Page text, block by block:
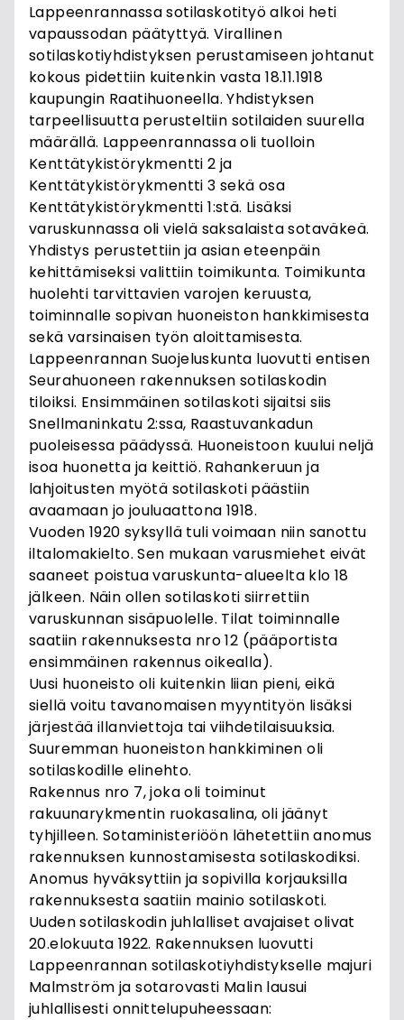
Lappeenrannassa sotilaskotityö alkoi heti
vapaussodan päätyttyä. Virallinen
sotilaskotiyhdistyksen perustamiseen johtanut
kokous pidettiin kuitenkin vasta 18.11.1918
kaupungin Raatihuoneella. Yhdistyksen
tarpeellisuutta perusteltiin sotilaiden suurella
määrällä. Lappeenrannassa oli tuolloin
Kenttätykistörykmentti 2 ja
Kenttätykistörykmentti 3 sekä osa
Kenttätykistörykmentti 1:stä. Lisäksi
varuskunnassa oli vielä saksalaista sotaväkeä.
Yhdistys perustettiin ja asian eteenpäin
kehittämiseksi valittiin toimikunta. Toimikunta
huolehti tarvittavien varojen keruusta,
toiminnalle sopivan huoneiston hankkimisesta
sekä varsinaisen työn aloittamisesta.
Lappeenrannan Suojeluskunta luovutti entisen
Seurahuoneen rakennuksen sotilaskodin
tiloiksi. Ensimmäinen sotilaskoti sijaitsi siis
Snellmaninkatu 2:ssa, Raastuvankadun
puoleisessa päädyssä. Huoneistoon kuului neljä
isoa huonetta ja keittiö. Rahankeruun ja
lahjoitusten myötä sotilaskoti päästiin
avaamaan jo jouluaattona 1918.
Vuoden 1920 syksyllä tuli voimaan niin sanottu
iltalomakielto. Sen mukaan varusmiehet eivät
saaneet poistua varuskunta-alueelta klo 18
jälkeen. Näin ollen sotilaskoti siirrettiin
varuskunnan sisäpuolelle. Tilat toiminnalle
saatiin rakennuksesta nro 12 (pääportista
ensimmäinen rakennus oikealla).
Uusi huoneisto oli kuitenkin liian pieni, eikä
siellä voitu tavanomaisen myyntityön lisäksi
järjestää illanviettoja tai viihdetilaisuuksia.
Suuremman huoneiston hankkiminen oli
sotilaskodille elinehto.
Rakennus nro 7, joka oli toiminut
rakuunarykmentin ruokasalina, oli jäänyt
tyhjilleen. Sotaministeriöön lähetettiin anomus
rakennuksen kunnostamisesta sotilaskodiksi.
Anomus hyväksyttiin ja sopivilla korjauksilla
rakennuksesta saatiin mainio sotilaskoti.
Uuden sotilaskodin juhlalliset avajaiset olivat
20.elokuuta 1922. Rakennuksen luovutti
Lappeenrannan sotilaskotiyhdistykselle majuri
Malmström ja sotarovasti Malin lausui
juhlallisesti onnittelupuheessaan: